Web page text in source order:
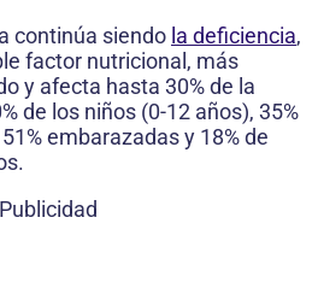
continúa siendo la deficiencia,
factor nutricional, más
y afecta hasta 30% de la
de los niños (0-12 años), 35%
embarazadas y 18% de
Publicidad